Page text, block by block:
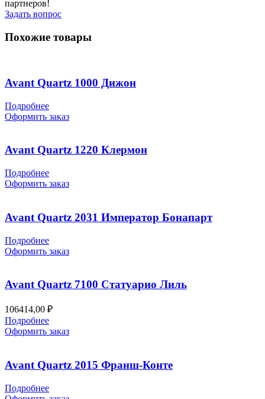
партнеров!
Задать вопрос
Похожие товары
Avant Quartz 1000 Дижон
Подробнее
Оформить заказ
Avant Quartz 1220 Клермон
Подробнее
Оформить заказ
Avant Quartz 2031 Император Бонапарт
Подробнее
Оформить заказ
Avant Quartz 7100 Статуарио Лиль
106414,00 ₽
Подробнее
Оформить заказ
Avant Quartz 2015 Франш-Конте
Подробнее